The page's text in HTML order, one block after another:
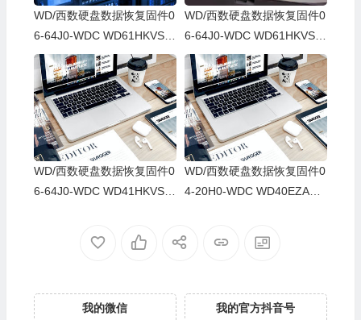
WD/西数硬盘数据恢复固件0
6-64J0-WDC WD61HKVS-7
8AUSY0-80-00A80-WD-WX
52D71DH04K-00060064-27
00
WD/西数硬盘数据恢复固件0
6-64J0-WDC WD61HKVS-7
8AUSY0-80-00A80-WD-WX
22D2143CAS-00060064-27
00
WD/西数硬盘数据恢复固件0
6-64J0-WDC WD41HKVS-7
WD/西数硬盘数据恢复固件0
4-20H0-WDC WD40EZAZ-0
700
我的微信
我的官方抖音号